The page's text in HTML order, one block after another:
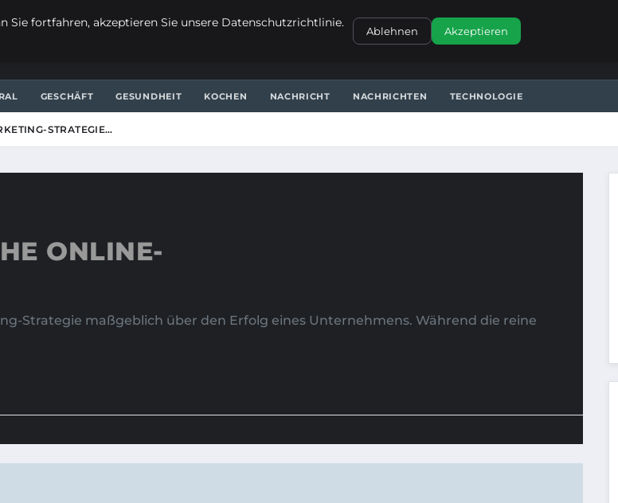
GESCHÄFT GESUNDHEIT KOCHEN NACHRICHT NACHRICHTEN TECHNOLOGIE
STRATEGIE…
ONLINE-
Strategie maßgeblich über den Erfolg eines Unternehmens. Während die reine
Sie fortfahren, akzeptieren Sie unsere Datenschutzrichtlinie.
Ablehnen Akzeptieren